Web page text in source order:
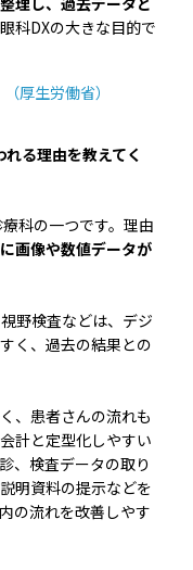
科DXの大きな目的で
厚生労働省）
る理由を教えてく
科の一つです。理由
画像や数値データが
野検査などは、デジ
く、過去の結果との
、患者さんの流れも
計と定型化しやすい
、検査データの取り
明資料の提示などを
の流れを改善しやす